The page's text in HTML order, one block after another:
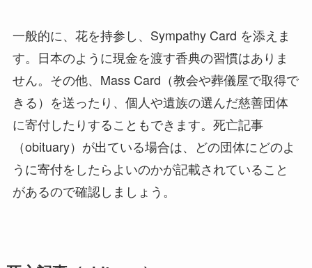
一般的に、花を持参し、Sympathy Card を添えま
す。日本のように現金を渡す香典の習慣はありま
せん。その他、Mass Card（教会や葬儀屋で取得で
きる）を送ったり、個人や遺族の選んだ慈善団体
に寄付したりすることもできます。死亡記事
（obituary）が出ている場合は、どの団体にどのよ
うに寄付をしたらよいのかが記載されていること
があるので確認しましょう。